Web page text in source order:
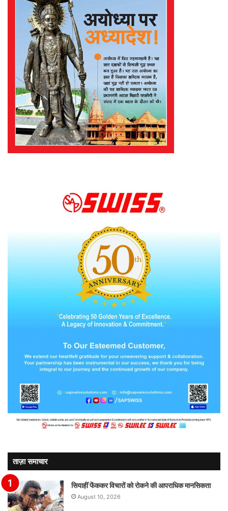
ताज़ा समाचार
सियाहीं फेंककर विचारों को रोकने की आपराधिक मानसिकता
August 10, 2026